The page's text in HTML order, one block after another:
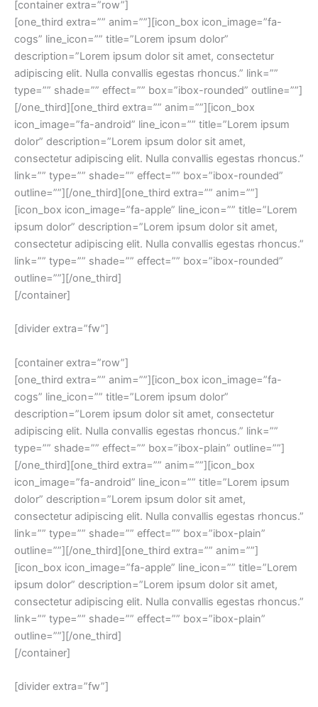
[container extra=”row”]
[one_third extra=”” anim=””][icon_box icon_image=”fa-
cogs” line_icon=”” title=”Lorem ipsum dolor”
description=”Lorem ipsum dolor sit amet, consectetur
adipiscing elit. Nulla convallis egestas rhoncus.” link=””
type=”” shade=”” effect=”” box=”ibox-rounded” outline=””]
[/one_third][one_third extra=”” anim=””][icon_box
icon_image=”fa-android” line_icon=”” title=”Lorem ipsum
dolor” description=”Lorem ipsum dolor sit amet,
consectetur adipiscing elit. Nulla convallis egestas rhoncus.”
link=”” type=”” shade=”” effect=”” box=”ibox-rounded”
outline=””][/one_third][one_third extra=”” anim=””]
[icon_box icon_image=”fa-apple” line_icon=”” title=”Lorem
ipsum dolor” description=”Lorem ipsum dolor sit amet,
consectetur adipiscing elit. Nulla convallis egestas rhoncus.”
link=”” type=”” shade=”” effect=”” box=”ibox-rounded”
outline=””][/one_third]
[/container]
[divider extra=”fw”]
[container extra=”row”]
[one_third extra=”” anim=””][icon_box icon_image=”fa-
cogs” line_icon=”” title=”Lorem ipsum dolor”
description=”Lorem ipsum dolor sit amet, consectetur
adipiscing elit. Nulla convallis egestas rhoncus.” link=””
type=”” shade=”” effect=”” box=”ibox-plain” outline=””]
[/one_third][one_third extra=”” anim=””][icon_box
icon_image=”fa-android” line_icon=”” title=”Lorem ipsum
dolor” description=”Lorem ipsum dolor sit amet,
consectetur adipiscing elit. Nulla convallis egestas rhoncus.”
link=”” type=”” shade=”” effect=”” box=”ibox-plain”
outline=””][/one_third][one_third extra=”” anim=””]
[icon_box icon_image=”fa-apple” line_icon=”” title=”Lorem
ipsum dolor” description=”Lorem ipsum dolor sit amet,
consectetur adipiscing elit. Nulla convallis egestas rhoncus.”
link=”” type=”” shade=”” effect=”” box=”ibox-plain”
outline=””][/one_third]
[/container]
[divider extra=”fw”]